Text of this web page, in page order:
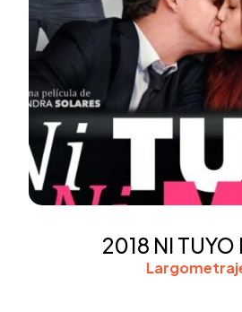
2018 NI TUYO